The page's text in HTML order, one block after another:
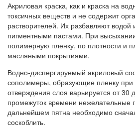
Акриловая краска, как и краска на
токсичных веществ и не содержит
растворителей. Их разбавляют
пигментными пастами. При
полимерную пленку, по плотности и
масляными покрытиями.
Водно-диспергируемый акриловый
сополимеры, образующие пленку при
отверждения слоя варьируется от 30
промежуток времени нежелательные
дальнейшем пятна необходимо
соскоблить.